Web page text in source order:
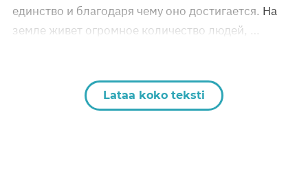
единство и благодаря чему оно достигается. На
земле живет огромное количество людей, …
Lataa koko teksti